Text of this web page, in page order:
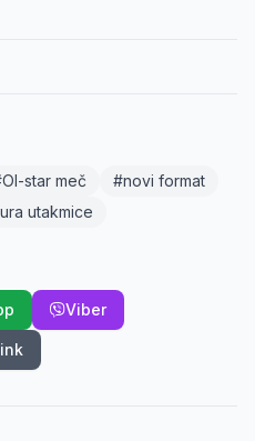
star meč
#novi format
utakmice
Viber